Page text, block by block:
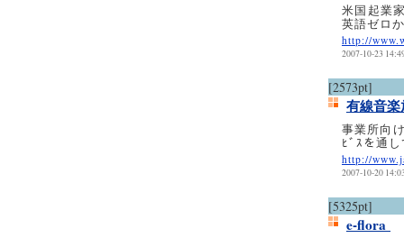
米国起業
英語ゼロ
http://
2007-10-23
[2573pt]
有線音
事業所向
ﾋﾞｽを通
http://
2007-10-20
[5325pt]
e-flora